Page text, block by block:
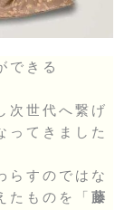
できる
次世代へ繋げ
ってきました
らすのではな
たものを「藤